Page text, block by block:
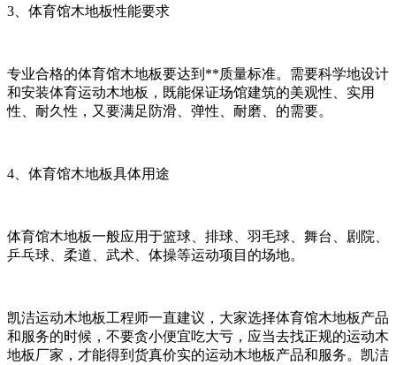
3、体育馆木地板性能要求
专业合格的体育馆木地板要达到**质量标准。需要科学地设计
和安装体育运动木地板，既能保证场馆建筑的美观性、实用
性、耐久性，又要满足防滑、弹性、耐磨、的需要。
4、体育馆木地板具体用途
体育馆木地板一般应用于篮球、排球、羽毛球、舞台、剧院、
乒乓球、柔道、武术、体操等运动项目的场地。
凯洁运动木地板工程师一直建议，大家选择体育馆木地板产品
和服务的时候，不要贪小便宜吃大亏，应当去找正规的运动木
地板厂家，才能得到货真价实的运动木地板产品和服务。凯洁